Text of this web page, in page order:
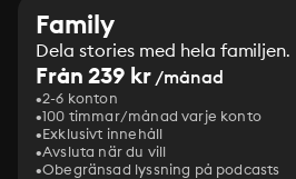
Family
Dela stories med hela familjen.
Från 239 kr/månad
2-6 konton
100 timmar/månad varje konto
Exklusivt innehåll
Avsluta när du vill
Obegränsad lyssning på podcasts